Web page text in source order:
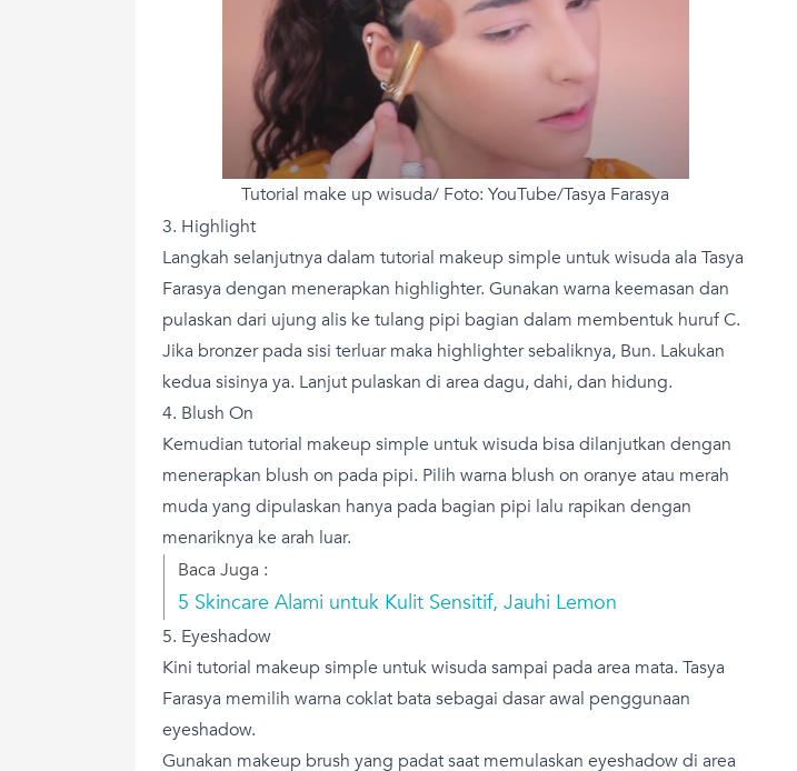
Tutorial make up wisuda/ Foto: YouTube/Tasya Farasya
3. Highlight
Langkah selanjutnya dalam tutorial makeup simple untuk wisuda ala Tasya
Farasya dengan menerapkan highlighter. Gunakan warna keemasan dan
pulaskan dari ujung alis ke tulang pipi bagian dalam membentuk huruf C.
Jika bronzer pada sisi terluar maka highlighter sebaliknya, Bun. Lakukan
kedua sisinya ya. Lanjut pulaskan di area dagu, dahi, dan hidung.
4. Blush On
Kemudian tutorial makeup simple untuk wisuda bisa dilanjutkan dengan
menerapkan blush on pada pipi. Pilih warna blush on oranye atau merah
muda yang dipulaskan hanya pada bagian pipi lalu rapikan dengan
menariknya ke arah luar.
Baca Juga :
5 Skincare Alami untuk Kulit Sensitif, Jauhi Lemon
5. Eyeshadow
Kini tutorial makeup simple untuk wisuda sampai pada area mata. Tasya
Farasya memilih warna coklat bata sebagai dasar awal penggunaan
eyeshadow.
Gunakan makeup brush yang padat saat memulaskan eyeshadow di area